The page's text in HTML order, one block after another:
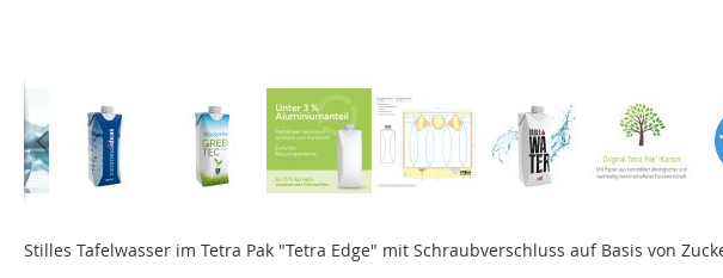
Anfang
Stilles Tafelwasser im Tetra Pak "Tetra Edge" mit Schraubverschluss auf Basis von